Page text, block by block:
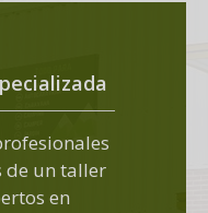
de un taller
en